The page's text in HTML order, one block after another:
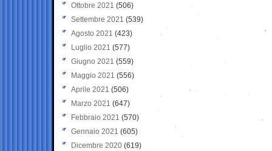
Ottobre 2021 (506)
Settembre 2021 (539)
Agosto 2021 (423)
Luglio 2021 (577)
Giugno 2021(559)
Maggio 2021 (556)
Aprile 2021 (506)
Marzo 2021 (647)
Febbraio 2021 (570)
Gennaio 2021 (605)
Dicembre 2020 (619)